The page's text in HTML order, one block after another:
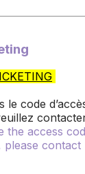
le code
the access
please contact